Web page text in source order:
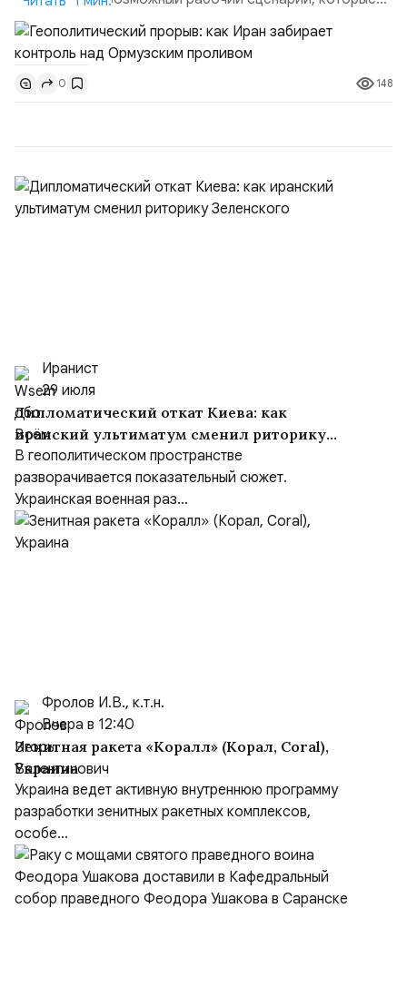
скорее всего будут реализованы.Разбираем ключевые
тезисы и последствия этого соглашения:. 1. Новые
доли контроля (75 на 25). Было: Ранее Иран и Оман
контролировали пролив на паритетных началах —
50/50. Стало: Новое соглашение закрепляет за
0 148
Иранист
29 июля
Дипломатический откат Киева: как
иранский ультиматум сменил риторику
Зеленского
В геополитическом пространстве
разворачивается показательный сюжет.
Украинская военная раз...
Фролов И.В., к.т.н.
Вчера в 12:40
Зенитная ракета «Коралл» (Корал, Coral),
Украина
Украина ведет активную внутреннюю программу
разработки зенитных ракетных комплексов,
особе...